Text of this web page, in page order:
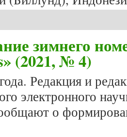
зимнего
(2021, № 4)
Редакция и
электронного
о